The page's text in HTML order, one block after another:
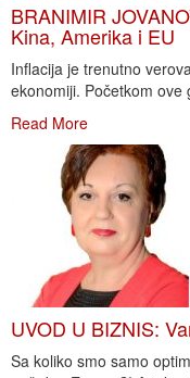
BRANIMIR
Kina, Amerika i EU
Inflacija je trenutno
ekonomiji. Početkom ove
Read More
UVOD U BIZNIS:
Sa koliko smo samo